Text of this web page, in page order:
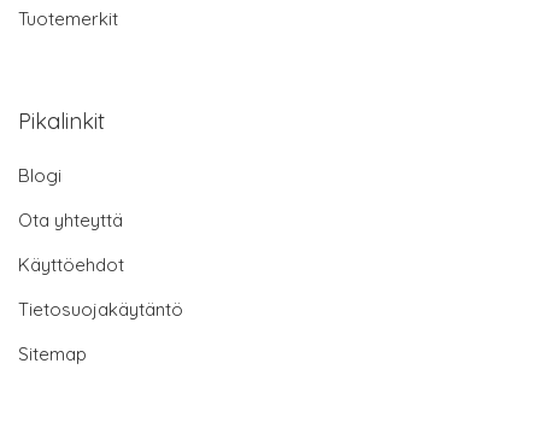
Tuotemerkit
Pikalinkit
Blogi
Ota yhteyttä
Käyttöehdot
Tietosuojakäytäntö
Sitemap